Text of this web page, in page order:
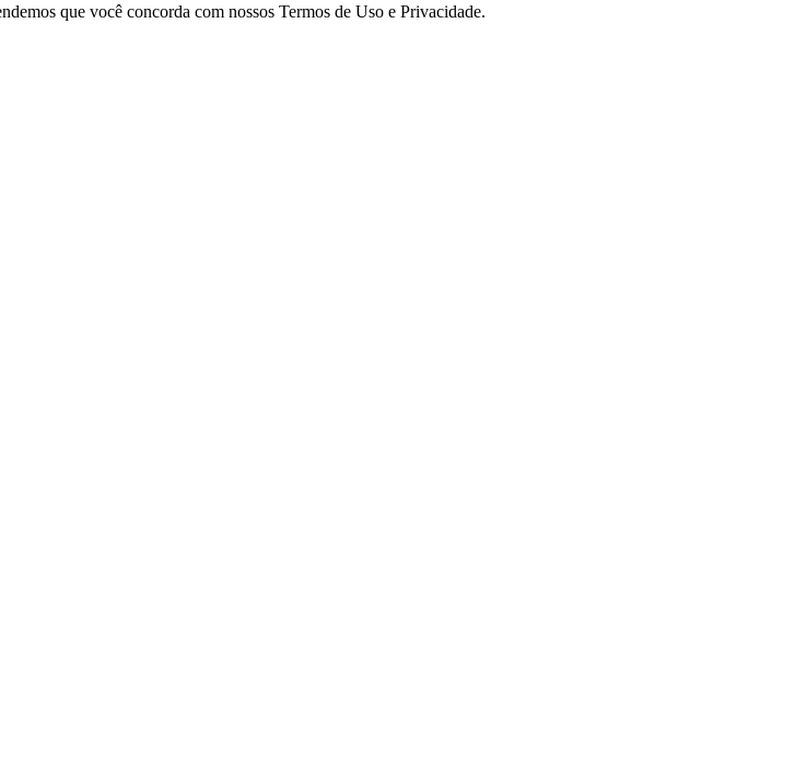
que você concorda com nossos Termos de Uso e Privacidade.